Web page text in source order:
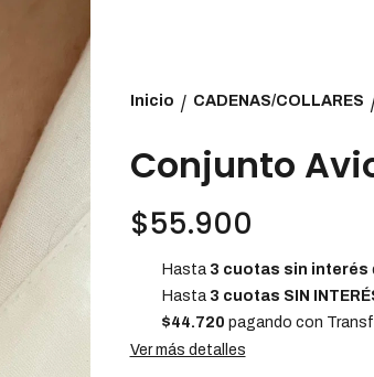
Inicio / CADENAS/COLLARES
Conjunto
$55.900
Hasta 3 cuotas sin interés
Hasta 3 cuotas SIN
$44.720 pagando con
Ver más detalles